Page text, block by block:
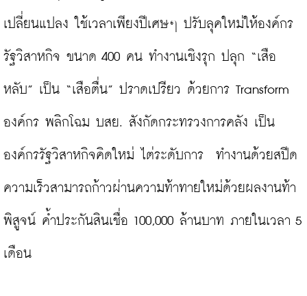
เปลี่ยนแปลง ใช้เวลาเพียงปีเศษๆ ปรับลุคใหม่ให้องค์กร
รัฐวิสาหกิจ ขนาด 400 คน ทำงานเชิงรุก ปลุก “เสือ
หลับ” เป็น “เสือตื่น” ปราดเปรียว ด้วยการ Transform
องค์กร พลิกโฉม บสย. สังกัดกระทรวงการคลัง เป็น
องค์กรรัฐวิสาหกิจคิดใหม่ ไต่ระดับการ  ทำงานด้วยสปีด
ความเร็วสามารถก้าวผ่านความท้าทายใหม่ด้วยผลงานท้า
พิสูจน์ ค้ำประกันสินเชื่อ 100,000 ล้านบาท ภายในเวลา 5
เดือน